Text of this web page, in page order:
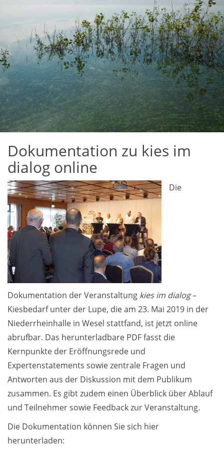
Dokumentation zu kies im
dialog online
Die
Dokumentation der Veranstaltung kies im dialog–
Kiesbedarf unter der Lupe, die am 23. Mai 2019 in der
Niederrheinhalle in Wesel stattfand, ist jetzt online
abrufbar. Das herunterladbare PDF fasst die
Kernpunkte der Eröffnungsrede und
Expertenstatements sowie zentrale Fragen und
Antworten aus der Diskussion mit dem Publikum
zusammen. Es gibt zudem einen Überblick über Ablauf
und Teilnehmer sowie Feedback zur Veranstaltung.
Die Dokumentation können Sie sich hier
herunterladen: